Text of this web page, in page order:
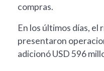
compras.
En los últimos días,
presentaron
adicionó USD 596